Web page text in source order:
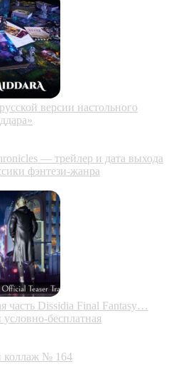
версии настольного
— трейлер и дата выхода
фэнтези-жанра
часть Dissidia Final Fantasy…
бесплатная
коллаж № 164